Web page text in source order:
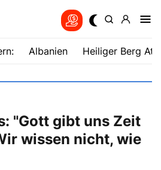
Albanien Heiliger Berg
"Gott gibt uns Zeit
wissen nicht, wie